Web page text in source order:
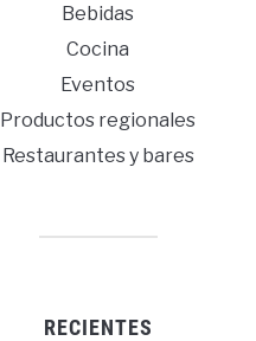
Bebidas
Cocina
Eventos
Productos regionales
Restaurantes y bares
RECIENTES